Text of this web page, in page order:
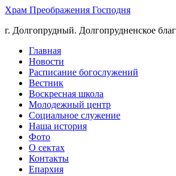
Храм Преображения Господня
г. Долгопрудный. Долгопрудненское
Главная
Новости
Расписание богослужений
Вестник
Воскресная школа
Молодежный центр
Социальное служение
Наша история
Фото
О сектах
Контакты
Епархия